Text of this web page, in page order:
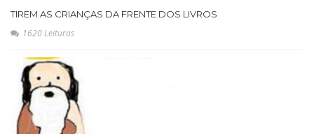
TIREM AS CRIANÇAS DA FRENTE DOS LIVROS
1620 Leituras